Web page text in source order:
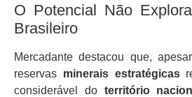
O Potencial Não
Brasileiro
Mercadante destacou que,
reservas minerais estratégicas
considerável do território